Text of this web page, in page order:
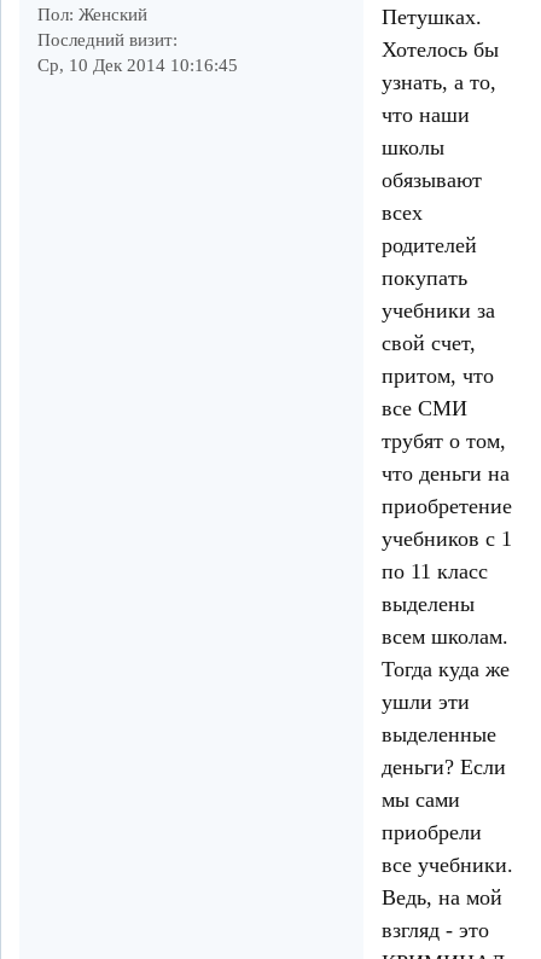
Пол: Женский
Последний визит:
Ср, 10 Дек 2014 10:16:45
Петушках.
Хотелось бы
узнать, а то,
что наши
школы
обязывают
всех
родителей
покупать
учебники за
свой счет,
притом, что
все СМИ
трубят о том,
что деньги на
приобретение
учебников с 1
по 11 класс
выделены
всем школам.
Тогда куда же
ушли эти
выделенные
деньги? Если
мы сами
приобрели
все учебники.
Ведь, на мой
взгляд - это